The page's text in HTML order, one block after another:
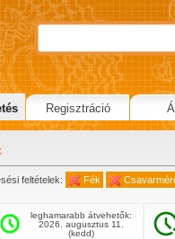
feltételek: Fék
leghamarabb átvehetők:
2026. augusztus 11.
(kedd)
Regisztráció